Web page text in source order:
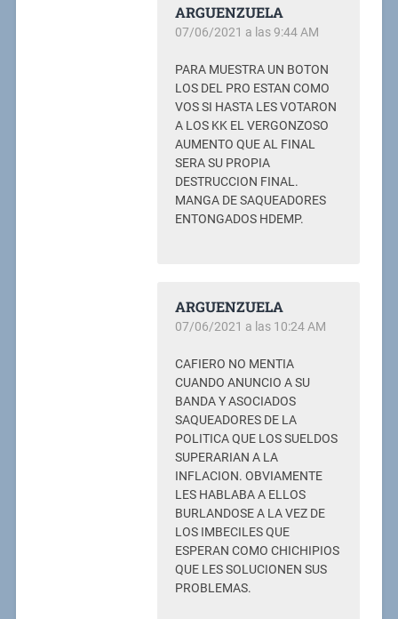
ARGUENZUELA
07/06/2021 a las 9:44 AM
PARA MUESTRA UN BOTON
LOS DEL PRO ESTAN COMO
VOS SI HASTA LES VOTARON
A LOS KK EL VERGONZOSO
AUMENTO QUE AL FINAL
SERA SU PROPIA
DESTRUCCION FINAL.
MANGA DE SAQUEADORES
ENTONGADOS HDEMP.
ARGUENZUELA
07/06/2021 a las 10:24 AM
CAFIERO NO MENTIA
CUANDO ANUNCIO A SU
BANDA Y ASOCIADOS
SAQUEADORES DE LA
POLITICA QUE LOS SUELDOS
SUPERARIAN A LA
INFLACION. OBVIAMENTE
LES HABLABA A ELLOS
BURLANDOSE A LA VEZ DE
LOS IMBECILES QUE
ESPERAN COMO CHICHIPIOS
QUE LES SOLUCIONEN SUS
PROBLEMAS.